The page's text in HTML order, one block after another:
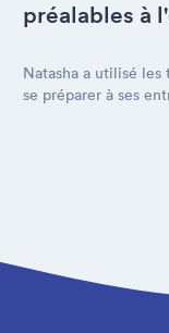
préalables à
Natasha a utilisé les
se préparer à ses